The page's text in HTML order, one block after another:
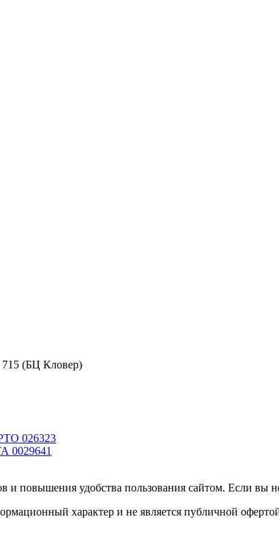
715 (БЦ Кловер)
026323
0029641
и повышения удобства пользования сайтом. Если вы
характер и не является публичной